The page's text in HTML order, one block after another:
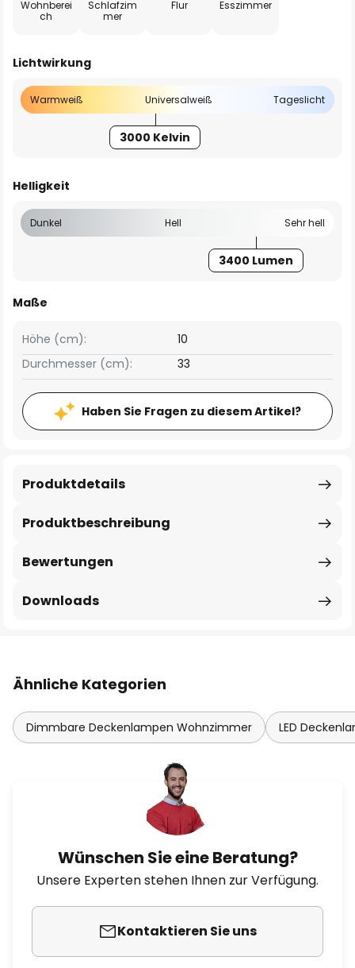
Wohnberei
ch
Schlafzim
mer
Flur Esszimmer
Lichtwirkung
Warmweiß Universalweiß Tageslicht
3000 Kelvin
Helligkeit
Dunkel Hell Sehr hell
3400 Lumen
Maße
Höhe (cm):
10
Durchmesser (cm):
33
Haben Sie Fragen zu diesem Artikel?
Produktbeschreibung
Produktdetails
Bewertungen
Downloads
Ähnliche Kategorien
Dimmbare Deckenlampen Wohnzimmer LED
Wünschen Sie eine Beratung?
Unsere Experten stehen Ihnen zur Verfügung.
Kontaktieren Sie uns